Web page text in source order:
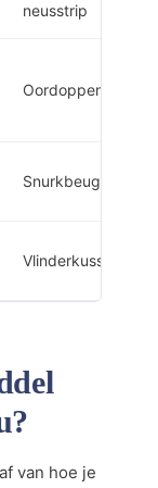
neusstrip
Oordoppen
Snurkbeugel
Vlinderkussen
van hoe je